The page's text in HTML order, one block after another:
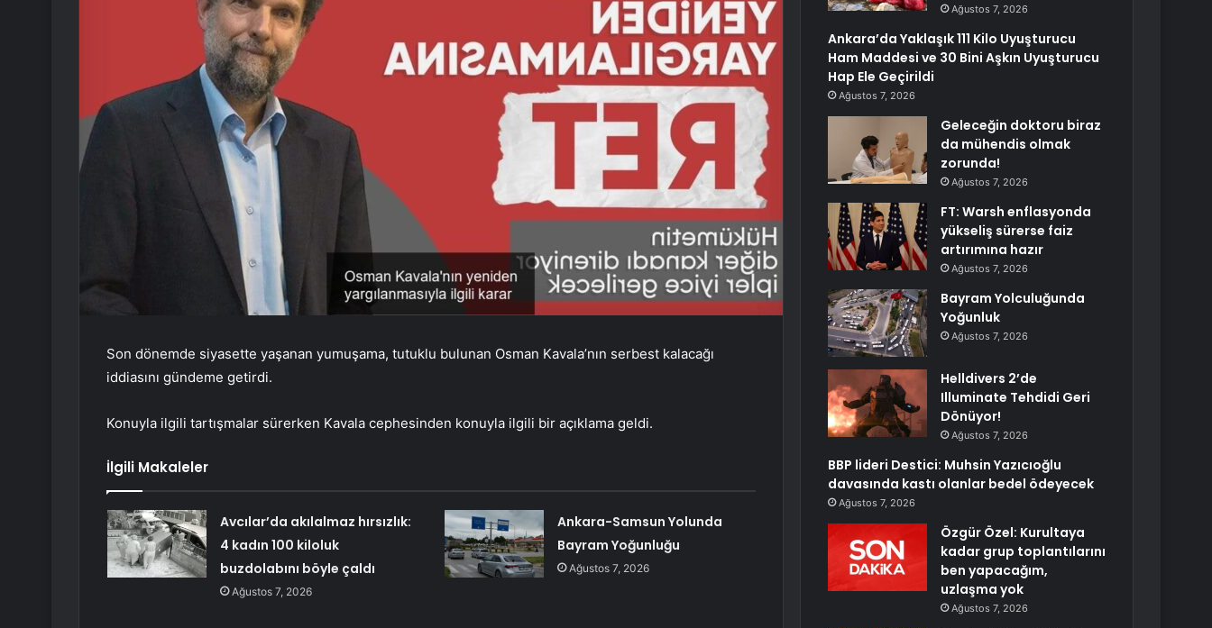
Son dönemde siyasette yaşanan yumuşama, tutuklu bulunan Osman Kavala’nın serbest kalacağı
iddiasını gündeme getirdi.
Konuyla ilgili tartışmalar sürerken Kavala cephesinden konuyla ilgili bir açıklama geldi.
İlgili Makaleler
Avcılar’da akılalmaz hırsızlık:
4 kadın 100 kiloluk
buzdolabını böyle çaldı
Ağustos 7, 2026
Ankara-Samsun Yolunda
Bayram Yoğunluğu
Ağustos 7, 2026
Ağustos 7, 2026
Ankara’da Yaklaşık 111 Kilo Uyuşturucu
Ham Maddesi ve 30 Bini Aşkın Uyuşturucu
Hap Ele Geçirildi
Ağustos 7, 2026
Geleceğin doktoru biraz
da mühendis olmak
zorunda!
Ağustos 7, 2026
FT: Warsh enflasyonda
yükseliş sürerse faiz
artırımına hazır
Ağustos 7, 2026
Bayram Yolculuğunda
Yoğunluk
Ağustos 7, 2026
Helldivers 2’de
Illuminate Tehdidi Geri
Dönüyor!
Ağustos 7, 2026
BBP lideri Destici: Muhsin Yazıcıoğlu
davasında kastı olanlar bedel ödeyecek
Ağustos 7, 2026
Özgür Özel: Kurultaya
kadar grup toplantılarını
ben yapacağım,
uzlaşma yok
Ağustos 7, 2026